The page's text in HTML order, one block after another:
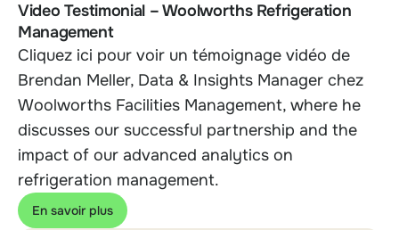
Video Testimonial – Woolworths Refrigeration
Management
Cliquez ici pour voir un témoignage vidéo de
Brendan Meller, Data & Insights Manager chez
Woolworths Facilities Management, where he
discusses our successful partnership and the
impact of our advanced analytics on
refrigeration management.
En savoir plus